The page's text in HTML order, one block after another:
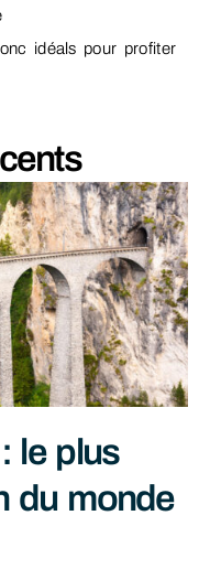
idéals pour profiter
le plus
du monde